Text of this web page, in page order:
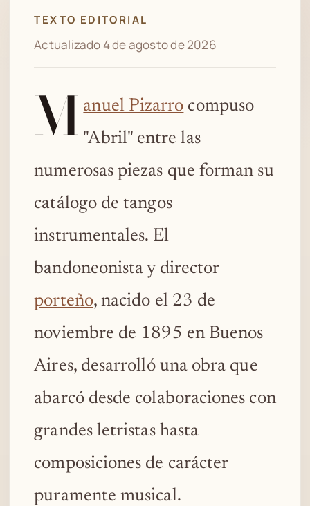
TEXTO EDITORIAL
Actualizado 4 de agosto de 2026
M anuel Pizarro compuso
"Abril" entre las
numerosas piezas que forman su
catálogo de tangos
instrumentales. El
bandoneonista y director
porteño, nacido el 23 de
noviembre de 1895 en Buenos
Aires, desarrolló una obra que
abarcó desde colaboraciones con
grandes letristas hasta
composiciones de carácter
puramente musical.